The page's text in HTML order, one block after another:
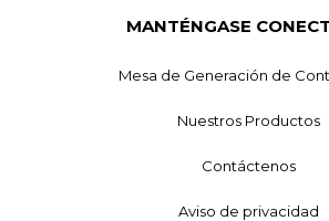
MANTÉNGASE
Mesa de Generación de
Nuestros Productos
Contáctenos
Aviso de privacidad